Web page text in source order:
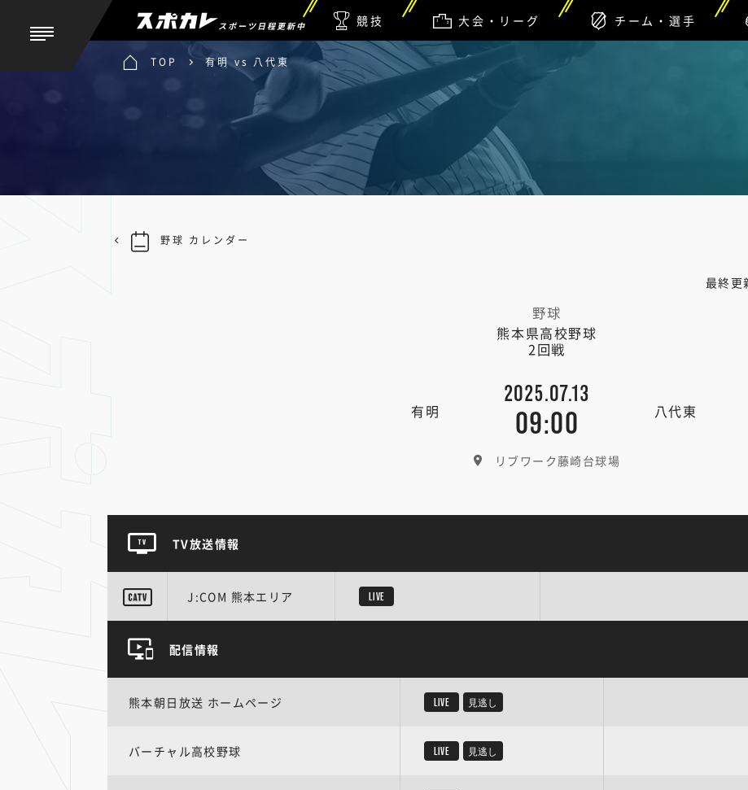
スポーツ日程更新中 競技 大会・リーグ チーム・選手
TOP 有明 vs 八代東
最終更
野球
熊本県高校野球
2回戦
有明
2025.07.13
09:00 八代東
リブワーク藤崎台球場
野球 カレンダー
TV放送情報
J:COM 熊本エリア LIVE
配信情報
熊本朝日放送 ホームページ LIVE 見逃し
バーチャル高校野球 LIVE 見逃し